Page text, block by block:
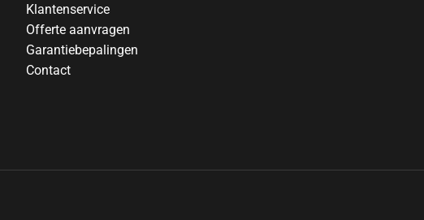
Klantenservice
Offerte aanvragen
Garantiebepalingen
Contact